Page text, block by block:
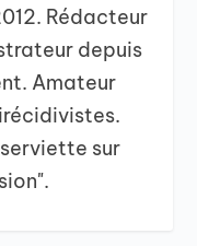
Rédacteur
depuis
Amateur
sur